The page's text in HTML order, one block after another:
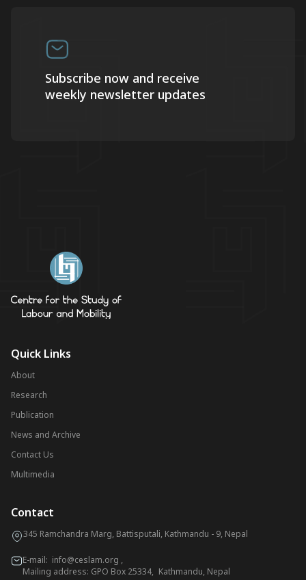
Subscribe now and receive
weekly newsletter updates
Quick Links
About
Research
Publication
News and Archive
Contact Us
Multimedia
Contact
345 Ramchandra Marg, Battisputali, Kathmandu - 9, Nepal
E-mail: info@ceslam.org ,
Mailing address: GPO Box 25334, Kathmandu, Nepal